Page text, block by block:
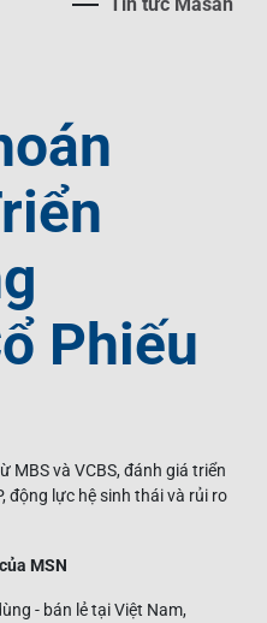
Phiếu
MBS và VCBS, đánh giá triển
động lực hệ sinh thái và rủi ro
MSN
- bán lẻ tại Việt Nam,